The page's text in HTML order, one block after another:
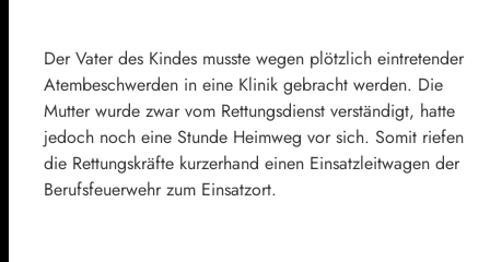
Der Vater des Kindes musste wegen plötzlich eintretender
Atembeschwerden in eine Klinik gebracht werden. Die
Mutter wurde zwar vom Rettungsdienst verständigt, hatte
jedoch noch eine Stunde Heimweg vor sich. Somit riefen
die Rettungskräfte kurzerhand einen Einsatzleitwagen der
Berufsfeuerwehr zum Einsatzort.